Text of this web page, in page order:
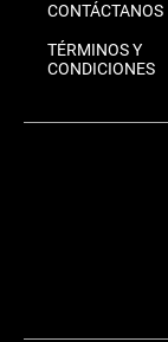
CONTÁCTANOS
TÉRMINOS Y
CONDICIONES